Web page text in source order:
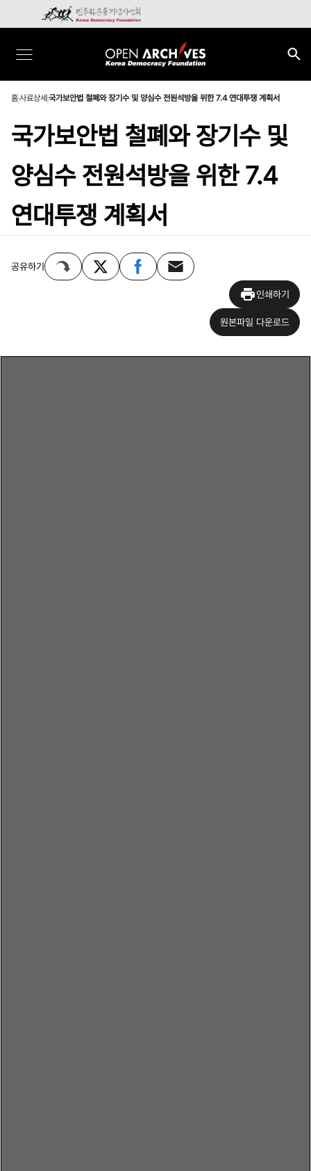
홈사료상세 국가보안법 철폐와 장기수 및 양심수 전원석방을 위한 7.4 연대투쟁 계획서
국가보안법 철폐와 장기수 및
양심수 전원석방을 위한 7.4
연대투쟁 계획서
공유하기
인쇄하기
원본파일 다운로드